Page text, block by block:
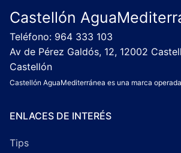
Castellón
Teléfono: 964 333 103
Av de Pérez Galdós, 12, 12002
Castellón
Castellón AguaMediterránea es una marca
ENLACES DE INTERÉS
Tips